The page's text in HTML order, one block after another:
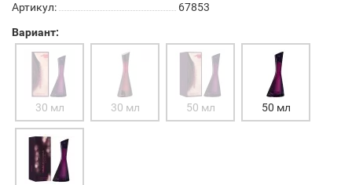
Артикул:
67853
Вариант:
30 мл 30 мл 50 мл 50 мл